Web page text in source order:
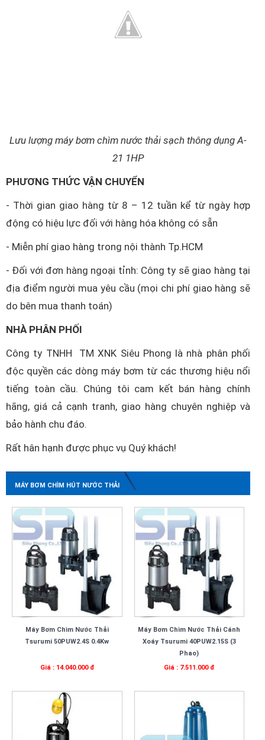
Lưu lượng máy bơm chìm nước thải sạch thông dụng A-
21 1HP
PHƯƠNG THỨC VẬN CHUYỂN
- Thời gian giao hàng từ 8 – 12 tuần kể từ ngày hợp
động có hiệu lực đối với hàng hóa không có sẵn
- Miễn phí giao hàng trong nội thành Tp.HCM
- Đối với đơn hàng ngoại tỉnh: Công ty sẽ giao hàng tại
địa điểm người mua yêu cầu (mọi chi phí giao hàng sẽ
do bên mua thanh toán)
NHÀ PHÂN PHỐI
Công ty TNHH TM XNK Siêu Phong là nhà phân phối
độc quyền các dòng máy bơm từ các thương hiệu nổi
tiếng toàn cầu. Chúng tôi cam kết bán hàng chính
hãng, giá cả cạnh tranh, giao hàng chuyên nghiệp và
bảo hành chu đáo.
Rất hân hạnh được phục vụ Quý khách!
MÁY BƠM CHÌM HÚT NƯỚC THẢI
Máy Bơm Chìm Nước Thải
Tsurumi 50PUW2.4S 0.4Kw
Giá : 14.040.000 đ
Máy Bơm Chìm Nước Thải Cánh
Xoáy Tsurumi 40PUW2.15S (3
Phao)
Giá : 7.511.000 đ